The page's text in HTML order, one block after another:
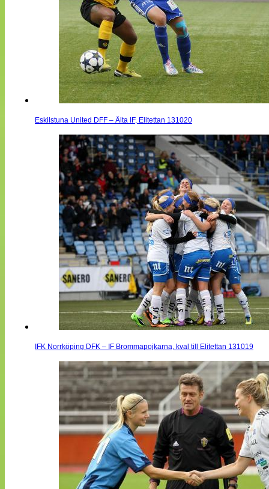
Eskilstuna United DFF – Älta IF, Elitettan 131020
IFK Norrköping DFK – IF Brommapojkarna, kval till Elitettan 131019